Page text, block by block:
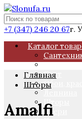
+7 (347) 246 20 67г.
Каталог
Плитка
Свет
Обои,
Шторы
Двери
Главная
Шторы
Amalfi